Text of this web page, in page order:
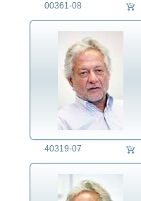
00361-08
40319-07